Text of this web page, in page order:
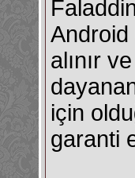
Android
alınır ve
için
garanti